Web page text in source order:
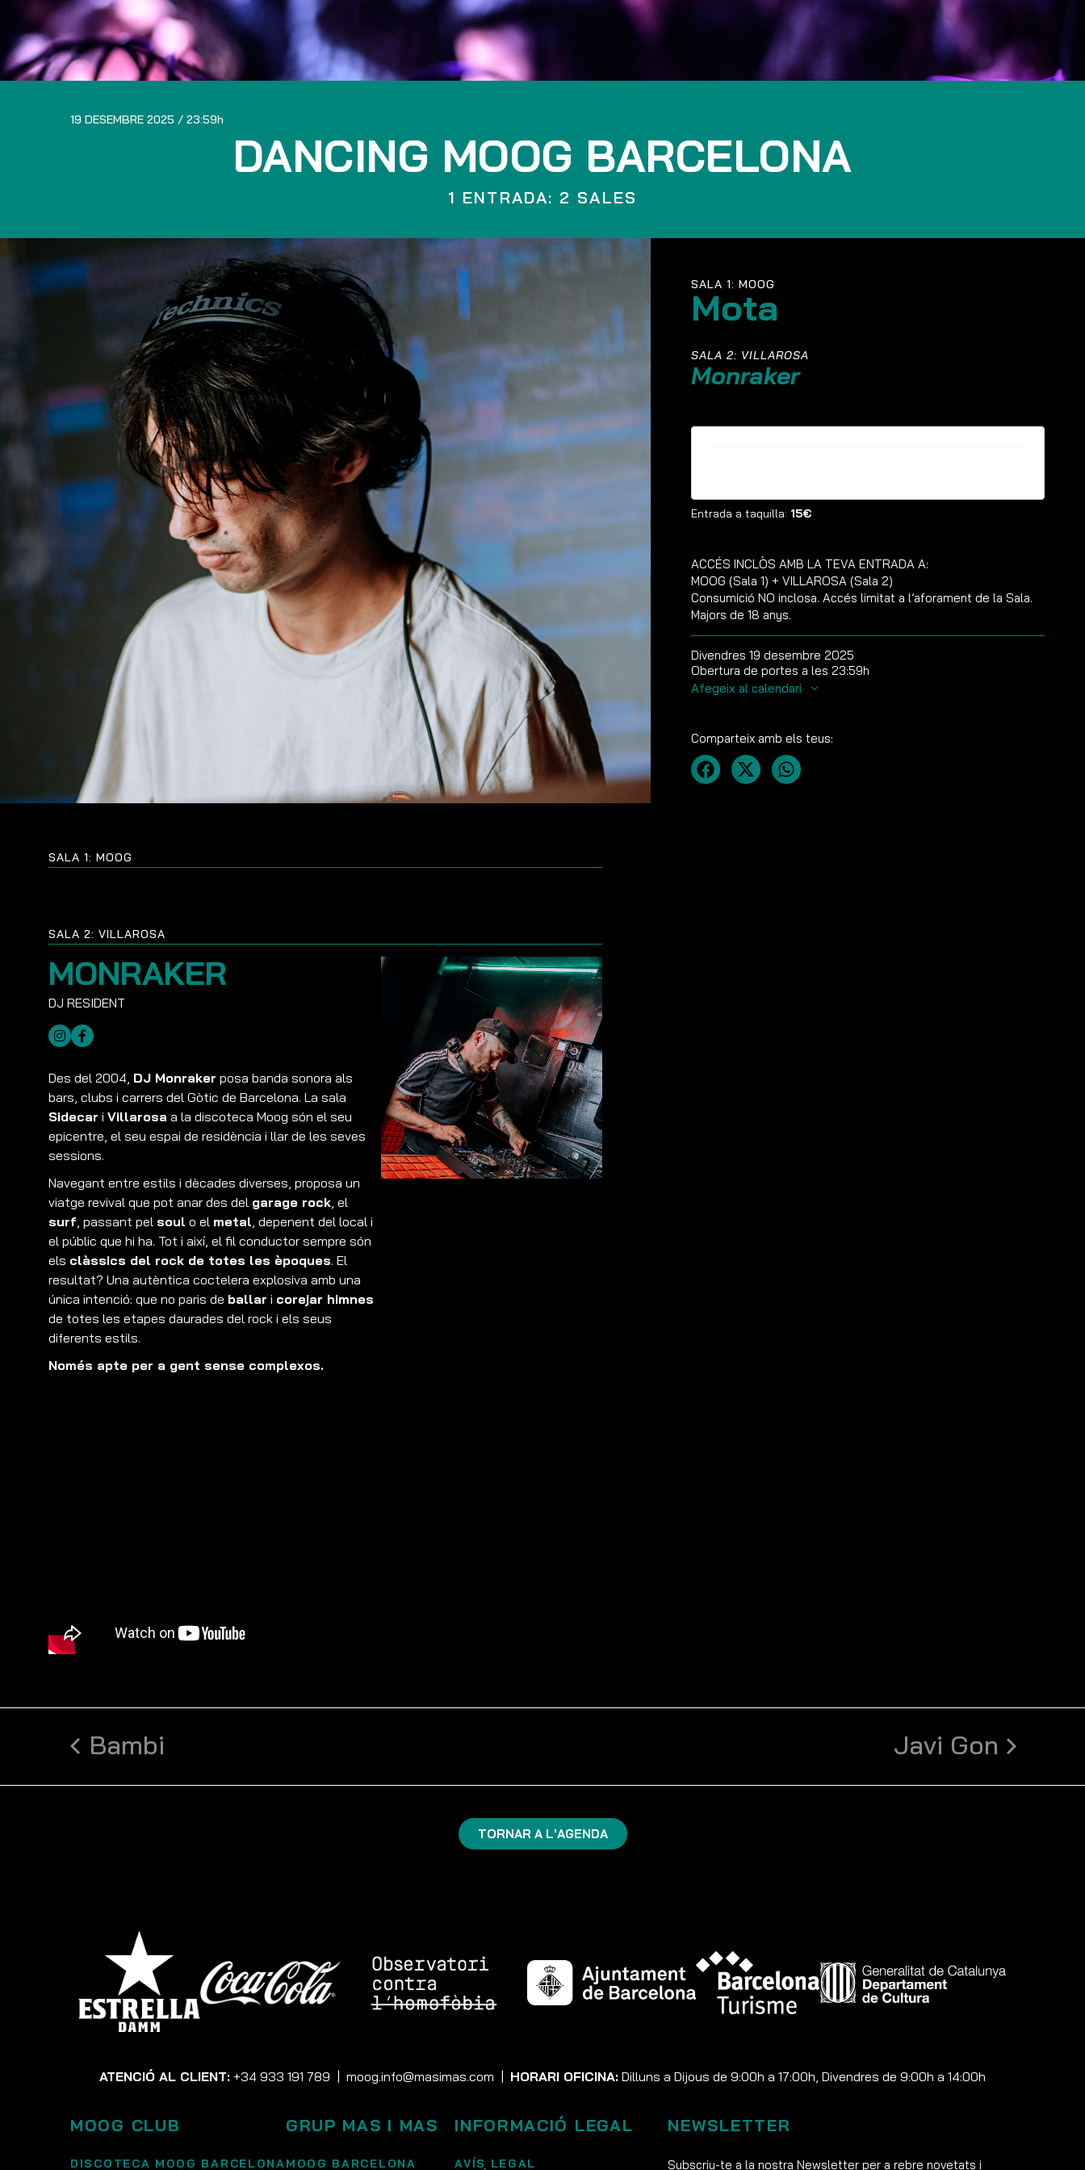
19 DESEMBRE 2025 23:59
DANCING MOOG BARCELONA
1 ENTRADA: 2 SALES
SALA 1: MOOG
SALA 2: VILLAROSA
MONRAKER
Des del 2004, DJ Monraker posa banda sonora als
bars, clubs i carrers del Gòtic de Barcelona. La sala
Sidecar i Villarosa a la discoteca Moog són el seu
epicentre, el seu espai de residència i llar de les seves
sessions.
Navegant entre estils i dècades diverses, proposa un
viatge revival que pot anar des del garage rock, el
surf, passant pel soul o el metal, depenent del local i
el públic que hi ha. Tot i així, el fil conductor sempre són
els clàssics del rock de totes les èpoques. El
resultat? Una autèntica coctelera explosiva amb una
única intenció: que no paris de ballar i corejar himnes
de totes les etapes daurades del rock i els seus
diferents estils.
Només apte per a gent sense complexos.
SALA 1: MOOG
Mota
SALA 2: VILLAROSA
Monraker
Entrada a taquilla: 15€
ACCÉS INCLÒS AMB LA TEVA ENTRADA A:
MOOG (Sala 1) + VILLAROSA (Sala 2)
Consumició NO inclosa. Accés limitat a l’aforament de la Sala.
Majors de 18 anys.
Divendres 19 desembre 2025
Obertura de portes a les 23:59h
Afegeix al calendari
Comparteix amb els teus:
Bambi Javi Gon
TORNAR A L'AGENDA
ATENCIÓ AL CLIENT: +34 933 191 789 moog.info@masimas.com HORARI OFICINA: Dilluns a Dijous de 9:00h a 17:00h, Divendres de 9:00h a 14:00h
MOOG CLUB
DISCOTECA MOOG BARCELONA
GRUP MAS I MAS
MOOG BARCELONA
INFORMACIÓ LEGAL
AVÍS LEGAL
NEWSLETTER
Subscriu-te a la nostra Newsletter per a rebre novetats i